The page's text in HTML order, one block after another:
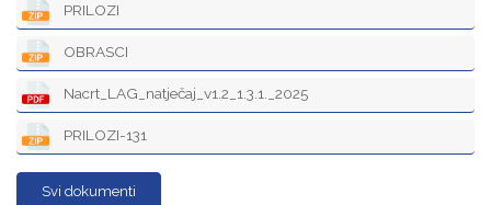
PRILOZI
OBRASCI
Nacrt_LAG_natječaj_v1.2_1.3.1._2025
PRILOZI-131
Svi dokumenti